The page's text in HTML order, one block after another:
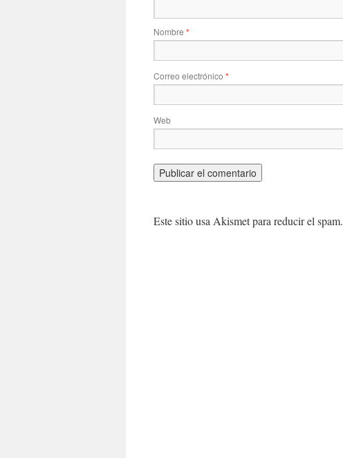
Nombre *
Correo electrónico *
Web
Este sitio usa Akismet para reducir el spam.